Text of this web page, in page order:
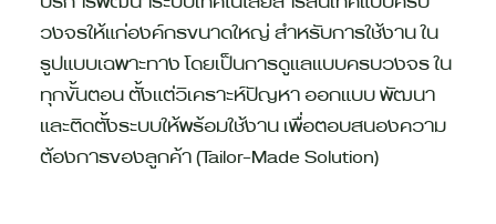
วงจรให้แก่องค์กรขนาดใหญ่ สำหรับการใช้งาน ใน
รูปแบบเฉพาะทาง โดยเป็นการดูแลแบบครบวงจร ใน
ทุกขั้นตอน ตั้งแต่วิเคราะห์ปัญหา ออกแบบ พัฒนา
และติดตั้งระบบให้พร้อมใช้งาน เพื่อตอบสนองความ
ต้องการของลูกค้า (Tailor-Made Solution)